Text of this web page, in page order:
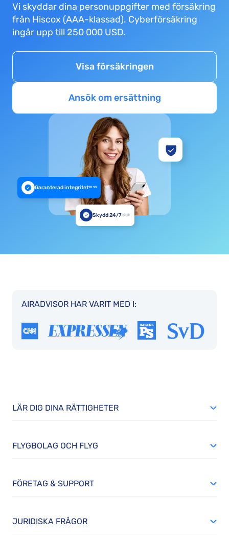
Vi skyddar dina personuppgifter med försäkring
från Hiscox (AAA-klassad). Cyberförsäkring
ingår upp till 250 000 USD.
Visa försäkringen
Ansök om ersättning
Garanterad integritet10:18
Skydd 24/710:18
AIRADVISOR HAR VARIT MED I:
LÄR DIG DINA RÄTTIGHETER
FLYGBOLAG OCH FLYG
FÖRETAG & SUPPORT
JURIDISKA FRÅGOR